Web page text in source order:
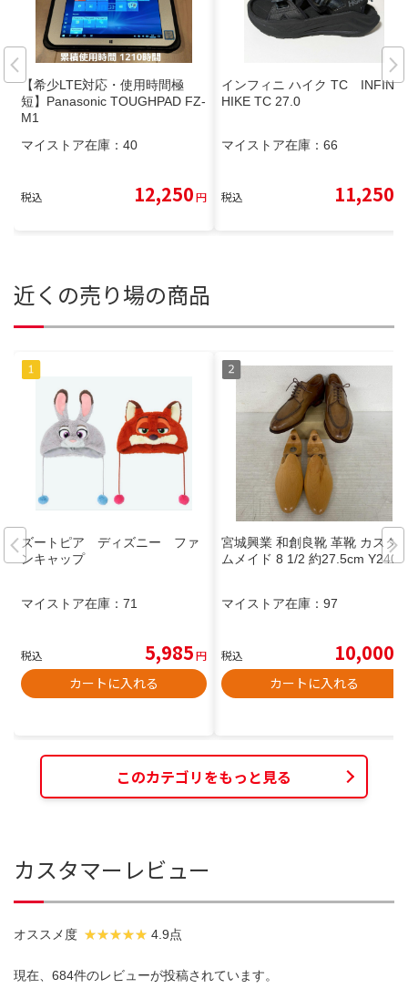
【希少LTE対応・使用時間極
短】Panasonic TOUGHPAD FZ-
M1
マイストア在庫： 40
税込 12,250円
インフィニ ハイク TC INFINI
HIKE TC 27.0
マイストア在庫： 66
税込 11,250
近くの売り場の商品
ズートピア ディズニー ファ
ンキャップ
マイストア在庫： 71
税込 5,985円
カートに入れる
宮城興業 和創良靴 革靴 カスタ
ムメイド 8 1/2 約27.5cm Y2408
マイストア在庫： 97
税込 10,000
カートに入れる
このカテゴリをもっと見る
カスタマーレビュー
オススメ度 4.9点
現在、684件のレビューが投稿されています。